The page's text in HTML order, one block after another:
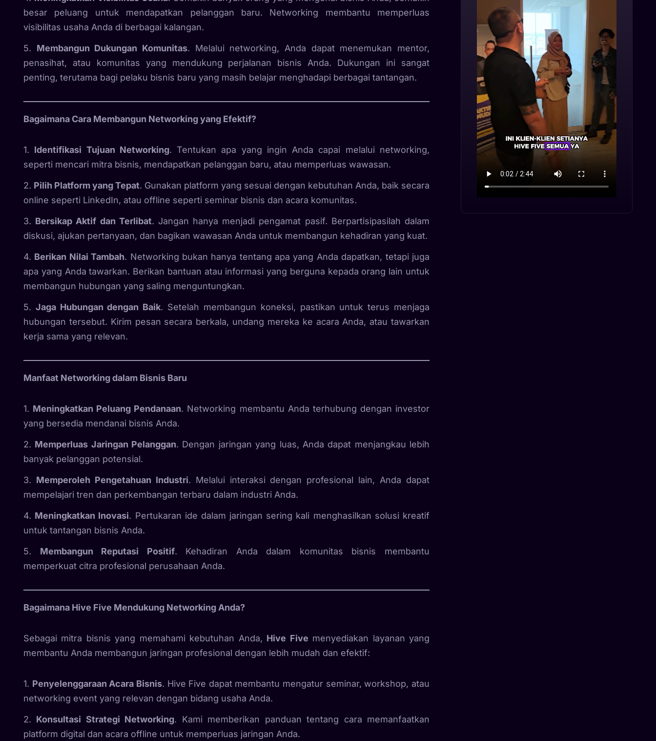
besar peluang untuk mendapatkan pelanggan baru. Networking membantu memperluas
visibilitas usaha Anda di berbagai kalangan.
5. Membangun Dukungan Komunitas. Melalui networking, Anda dapat menemukan mentor,
penasihat, atau komunitas yang mendukung perjalanan bisnis Anda. Dukungan ini sangat
penting, terutama bagi pelaku bisnis baru yang masih belajar menghadapi berbagai tantangan.
Bagaimana Cara Membangun Networking yang Efektif?
1. Identifikasi Tujuan Networking. Tentukan apa yang ingin Anda capai melalui networking,
seperti mencari mitra bisnis, mendapatkan pelanggan baru, atau memperluas wawasan.
2. Pilih Platform yang Tepat. Gunakan platform yang sesuai dengan kebutuhan Anda, baik secara
online seperti LinkedIn, atau offline seperti seminar bisnis dan acara komunitas.
3. Bersikap Aktif dan Terlibat. Jangan hanya menjadi pengamat pasif. Berpartisipasilah dalam
diskusi, ajukan pertanyaan, dan bagikan wawasan Anda untuk membangun kehadiran yang kuat.
4. Berikan Nilai Tambah. Networking bukan hanya tentang apa yang Anda dapatkan, tetapi juga
apa yang Anda tawarkan. Berikan bantuan atau informasi yang berguna kepada orang lain untuk
membangun hubungan yang saling menguntungkan.
5. Jaga Hubungan dengan Baik. Setelah membangun koneksi, pastikan untuk terus menjaga
hubungan tersebut. Kirim pesan secara berkala, undang mereka ke acara Anda, atau tawarkan
kerja sama yang relevan.
Manfaat Networking dalam Bisnis Baru
1. Meningkatkan Peluang Pendanaan. Networking membantu Anda terhubung dengan investor
yang bersedia mendanai bisnis Anda.
2. Memperluas Jaringan Pelanggan. Dengan jaringan yang luas, Anda dapat menjangkau lebih
banyak pelanggan potensial.
3. Memperoleh Pengetahuan Industri. Melalui interaksi dengan profesional lain, Anda dapat
mempelajari tren dan perkembangan terbaru dalam industri Anda.
4. Meningkatkan Inovasi. Pertukaran ide dalam jaringan sering kali menghasilkan solusi kreatif
untuk tantangan bisnis Anda.
5. Membangun Reputasi Positif. Kehadiran Anda dalam komunitas bisnis membantu
memperkuat citra profesional perusahaan Anda.
Bagaimana Hive Five Mendukung Networking Anda?
Sebagai mitra bisnis yang memahami kebutuhan Anda, Hive Five menyediakan layanan yang
membantu Anda membangun jaringan profesional dengan lebih mudah dan efektif:
1. Penyelenggaraan Acara Bisnis. Hive Five dapat membantu mengatur seminar, workshop, atau
networking event yang relevan dengan bidang usaha Anda.
2. Konsultasi Strategi Networking. Kami memberikan panduan tentang cara memanfaatkan
platform digital dan acara offline untuk memperluas jaringan Anda.